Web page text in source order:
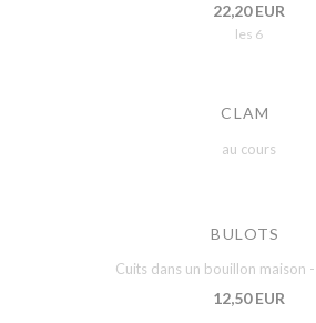
22,20 EUR
les 6
CLAM
au cours
BULOTS
Cuits dans un bouillon maison
12,50 EUR